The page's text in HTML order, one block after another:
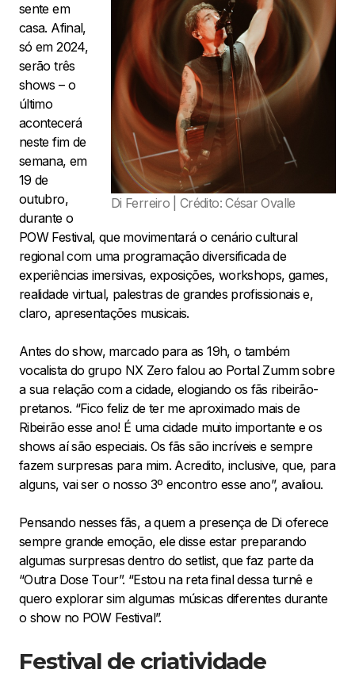
Di Ferreiro | Crédito: César Ovalle
sente em
casa. Afinal,
só em 2024,
serão três
shows – o
último
acontecerá
neste fim de
semana, em
19 de
outubro,
durante o
POW Festival, que movimentará o cenário cultural
regional com uma programação diversificada de
experiências imersivas, exposições, workshops, games,
realidade virtual, palestras de grandes profissionais e,
claro, apresentações musicais.
Antes do show, marcado para as 19h, o também
vocalista do grupo NX Zero falou ao Portal Zumm sobre
a sua relação com a cidade, elogiando os fãs ribeirão-
pretanos. “Fico feliz de ter me aproximado mais de
Ribeirão esse ano! É uma cidade muito importante e os
shows aí são especiais. Os fãs são incríveis e sempre
fazem surpresas para mim. Acredito, inclusive, que, para
alguns, vai ser o nosso 3º encontro esse ano”, avaliou.
Pensando nesses fãs, a quem a presença de Di oferece
sempre grande emoção, ele disse estar preparando
algumas surpresas dentro do setlist, que faz parte da
“Outra Dose Tour”. “Estou na reta final dessa turnê e
quero explorar sim algumas músicas diferentes durante
o show no POW Festival”.
Festival de criatividade